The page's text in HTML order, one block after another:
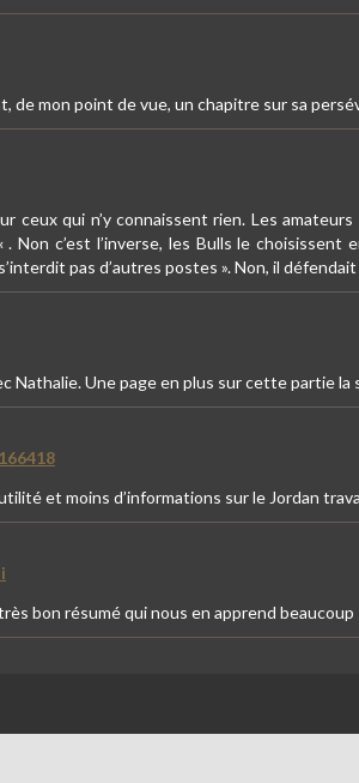
de mon point de vue, un chapitre sur sa
ceux qui n’y connaissent rien. Les
. Non c’est l’inverse, les Bulls le
pas d’autres postes ». Non, il
Nathalie. Une page en plus sur cette partie la
et moins d’informations sur le Jordan
bon résumé qui nous en apprend beaucoup